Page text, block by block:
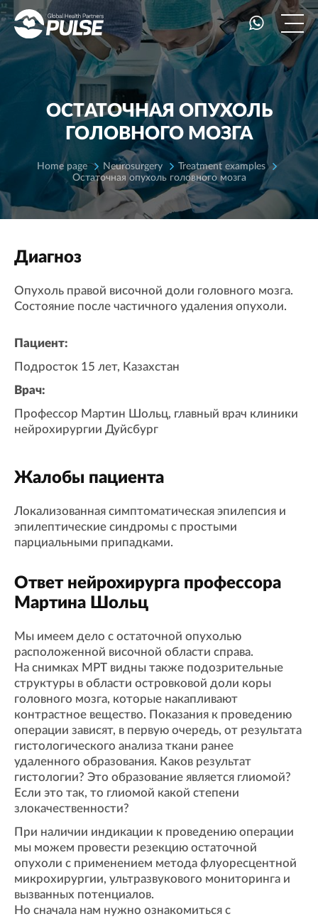
ОСТАТОЧНАЯ ОПУХОЛЬ
ГОЛОВНОГО МОЗГА
Home page Neurosurgery
Treatment examples
Остаточная опухоль головного мозга
Диагноз
Опухоль правой височной доли головного мозга.
Соcтояние после частичного удаления опухоли.
Пациент:
Подросток 15 лет, Казахстан
Врач:
Профессор Мартин Шольц, главный врач клиники
нейрохирургии Дуйсбург
Жалобы пациента
Локализованная симптоматическая эпилепсия и
эпилептические синдромы с простыми
парциальными припадками.
Ответ нейрохирурга профессора
Мартина Шольц
Мы имеем дело с остаточной опухолью
расположенной височной области справа.
На снимках МРТ видны также подозрительные
структуры в области островковой доли коры
головного мозга, которые накапливают
контрастное вещество. Показания к проведению
операции зависят, в первую очередь, от результата
гистологического анализа ткани ранее
удаленного образования. Каков результат
гистологии? Это образование является глиомой?
Если это так, то глиомой какой степени
злокачественности?
При наличии индикации к проведению операции
мы можем провести резекцию остаточной
опухоли с применением метода флуоресцентной
микрохирургии, ультразвукового мониторинга и
вызванных потенциалов.
Но сначала нам нужно ознакомиться с